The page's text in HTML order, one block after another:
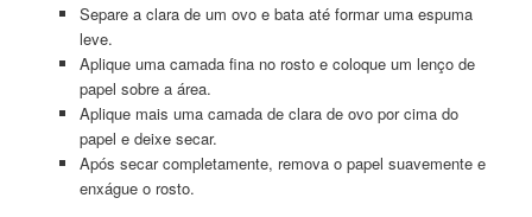
Separe a clara de um ovo e bata até formar uma espuma
leve.
Aplique uma camada fina no rosto e coloque um lenço de
papel sobre a área.
Aplique mais uma camada de clara de ovo por cima do
papel e deixe secar.
Após secar completamente, remova o papel suavemente e
enxágue o rosto.